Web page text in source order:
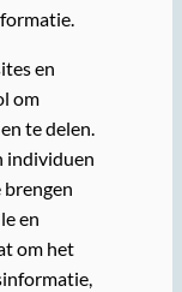
en
om
te delen.
individuen
en
om het